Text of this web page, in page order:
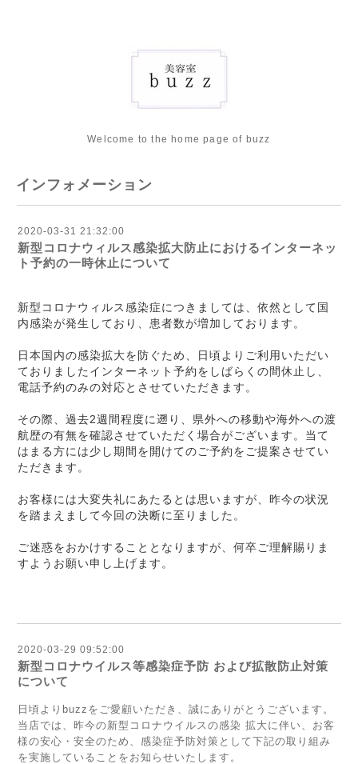
Welcome to the home page of buzz
インフォメーション
2020-03-31 21:32:00
新型コロナウィルス感染拡大防止におけるインターネッ
ト予約の一時休止について
新型コロナウィルス感染症につきましては、依然として国
内感染が発生しており、患者数が増加しております。
日本国内の感染拡大を防ぐため、日頃よりご利用いただい
ておりましたインターネット予約をしばらくの間休止し、
電話予約のみの対応とさせていただきます。
その際、過去2週間程度に遡り、県外への移動や海外への渡
航歴の有無を確認させていただく場合がございます。当て
はまる方には少し期間を開けてのご予約をご提案させてい
ただきます。
お客様には大変失礼にあたるとは思いますが、昨今の状況
を踏まえまして今回の決断に至りました。
ご迷惑をおかけすることとなりますが、何卒ご理解賜りま
すようお願い申し上げます。
2020-03-29 09:52:00
新型コロナウイルス等感染症予防 および拡散防止対策
について
日頃よりbuzzをご愛顧いただき、誠にありがとうございます。
当店では、昨今の新型コロナウイルスの感染 拡大に伴い、お客
様の安心・安全のため、感染症予防対策として下記の取り組み
を実施していることをお知らせいたします。